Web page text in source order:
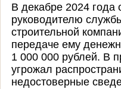
В декабре 2024 года
руководителю
строительной
передаче ему
1 000 000 рублей. В
угрожал
недостоверные